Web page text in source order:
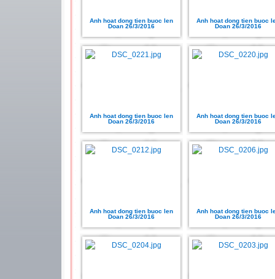
Anh hoat dong tien buoc len
Doan 26/3/2016
Anh hoat dong tien buoc
Doan 26/3/2016
Anh hoat dong tien buoc len
Doan 26/3/2016
Anh hoat dong tien buoc
Doan 26/3/2016
Anh hoat dong tien buoc len
Doan 26/3/2016
Anh hoat dong tien buoc
Doan 26/3/2016